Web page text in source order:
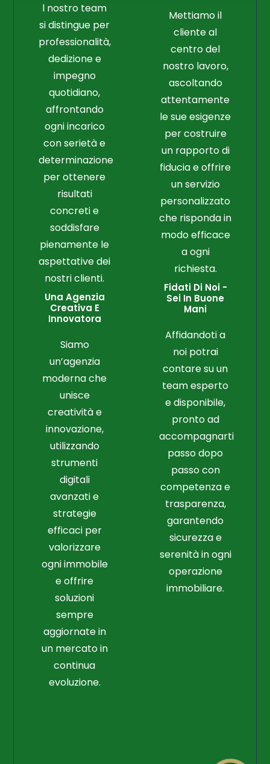
l nostro team
si distingue per
professionalità,
dedizione e
impegno
quotidiano,
affrontando
ogni incarico
con serietà e
determinazione
per ottenere
risultati
concreti e
soddisfare
pienamente le
aspettative dei
nostri clienti.
Una Agenzia
Creativa E
Innovatora
Siamo
un’agenzia
moderna che
unisce
creatività e
innovazione,
utilizzando
strumenti
digitali
avanzati e
strategie
efficaci per
valorizzare
ogni immobile
e offrire
soluzioni
sempre
aggiornate in
un mercato in
continua
evoluzione.
Mettiamo il
cliente al
centro del
nostro lavoro,
ascoltando
attentamente
le sue esigenze
per costruire
un rapporto di
fiducia e offrire
un servizio
personalizzato
che risponda in
modo efficace
a ogni
richiesta.
Fidati Di Noi -
Sei In Buone
Mani
Affidandoti a
noi potrai
contare su un
team esperto
e disponibile,
pronto ad
accompagnarti
passo dopo
passo con
competenza e
trasparenza,
garantendo
sicurezza e
serenità in ogni
operazione
immobiliare.